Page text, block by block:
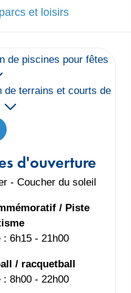
et loisirs
de piscines pour fêtes
de terrains et courts de
d'ouverture
- Coucher du soleil
/ Piste
: 6h15 - 21h00
/ racquetball
: 8h00 - 22h00